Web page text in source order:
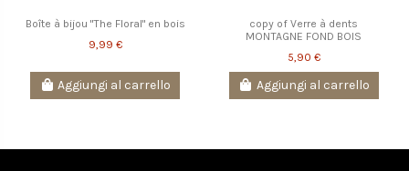
Boîte à bijou "The Floral" en bois
9,99 €
Aggiungi al carrello
copy of Verre à dents
MONTAGNE FOND BOIS
5,90 €
Aggiungi al carrello